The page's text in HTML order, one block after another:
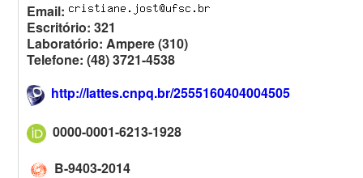
Email:
Escritório: 321
Laboratório: Ampere (310)
Telefone: (48) 3721-4538
http://lattes.cnpq.br/2555160404004505
0000-0001-6213-1928
B-9403-2014